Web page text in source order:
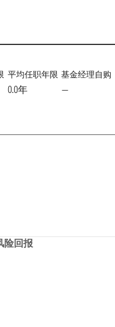
平均任职年限
0.0年
基金经理自购
—
险回报